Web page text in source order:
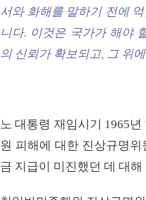
서와 화해를 말하기 전에
니다. 이것은 국가가 해야
의 신뢰가 확보되고, 그 위
노 대통령 재임시기 1965
원 피해에 대한 진상규명
금 지급이 미진했던 데 대